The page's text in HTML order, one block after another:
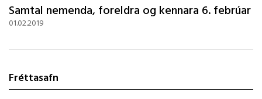
Samtal nemenda, foreldra og kennara 6. febrúar
01.02.2019
Fréttasafn